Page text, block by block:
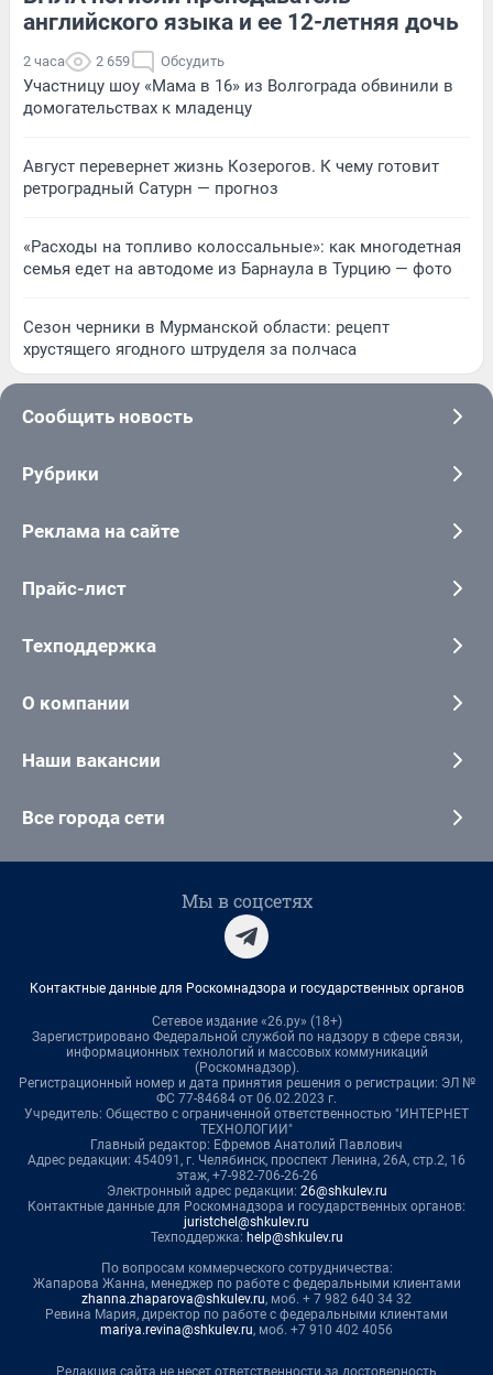
английского языка и ее 12-летняя дочь
2 часа 2 659 Обсудить
Участницу шоу «Мама в 16» из Волгограда обвинили в
домогательствах к младенцу
Август перевернет жизнь Козерогов. К чему готовит
ретроградный Сатурн — прогноз
«Расходы на топливо колоссальные»: как многодетная
семья едет на автодоме из Барнаула в Турцию — фото
Сезон черники в Мурманской области: рецепт
хрустящего ягодного штруделя за полчаса
Сообщить новость
Рубрики
Реклама на сайте
Прайс-лист
Техподдержка
О компании
Наши вакансии
Все города сети
Мы в соцсетях
Контактные данные для Роскомнадзора и государственных органов
Сетевое издание «26.ру» (18+)
Зарегистрировано Федеральной службой по надзору в сфере связи,
информационных технологий и массовых коммуникаций
(Роскомнадзор).
Регистрационный номер и дата принятия решения о регистрации: ЭЛ №
ФС 77-84684 от 06.02.2023 г.
Учредитель: Общество с ограниченной ответственностью "ИНТЕРНЕТ
ТЕХНОЛОГИИ"
Главный редактор: Ефремов Анатолий Павлович
Адрес редакции: 454091, г. Челябинск, проспект Ленина, 26А, стр.2, 16
этаж, +7-982-706-26-26
Электронный адрес редакции: 26@shkulev.ru
Контактные данные для Роскомнадзора и государственных органов:
juristchel@shkulev.ru
Техподдержка: help@shkulev.ru
По вопросам коммерческого сотрудничества:
Жапарова Жанна, менеджер по работе с федеральными клиентами
zhanna.zhaparova@shkulev.ru, моб. + 7 982 640 34 32
Ревина Мария, директор по работе с федеральными клиентами
mariya.revina@shkulev.ru, моб. +7 910 402 4056
Редакция сайта не несет ответственности за достоверность